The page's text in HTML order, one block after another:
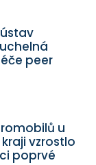
peer
u
vzrostlo
poprvé